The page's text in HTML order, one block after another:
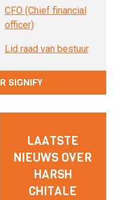
CFO (Chief financial
officer)
Lid raad van bestuur
SIGNIFY
LAATSTE
NIEUWS OVER
HARSH
CHITALE